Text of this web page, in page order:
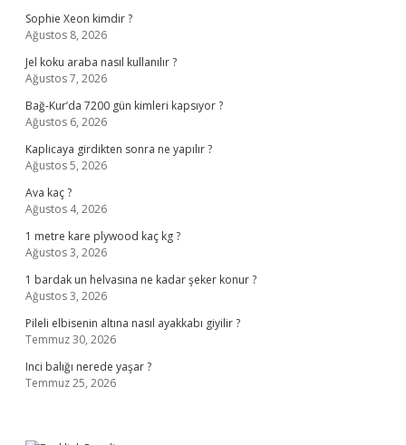
Sophie Xeon kimdir ?
Ağustos 8, 2026
Jel koku araba nasıl kullanılır ?
Ağustos 7, 2026
Bağ-Kur’da 7200 gün kimleri kapsıyor ?
Ağustos 6, 2026
Kaplicaya girdikten sonra ne yapılır ?
Ağustos 5, 2026
Ava kaç ?
Ağustos 4, 2026
1 metre kare plywood kaç kg ?
Ağustos 3, 2026
1 bardak un helvasına ne kadar şeker konur ?
Ağustos 3, 2026
Pileli elbisenin altına nasıl ayakkabı giyilir ?
Temmuz 30, 2026
Inci balığı nerede yaşar ?
Temmuz 25, 2026